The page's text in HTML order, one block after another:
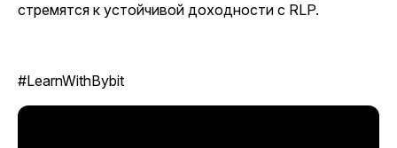
стремятся к устойчивой доходности с RLP.
#LearnWithBybit